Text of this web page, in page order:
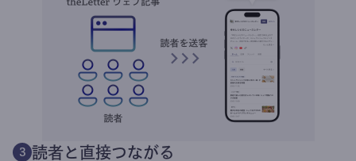
3 読者と直接つながる